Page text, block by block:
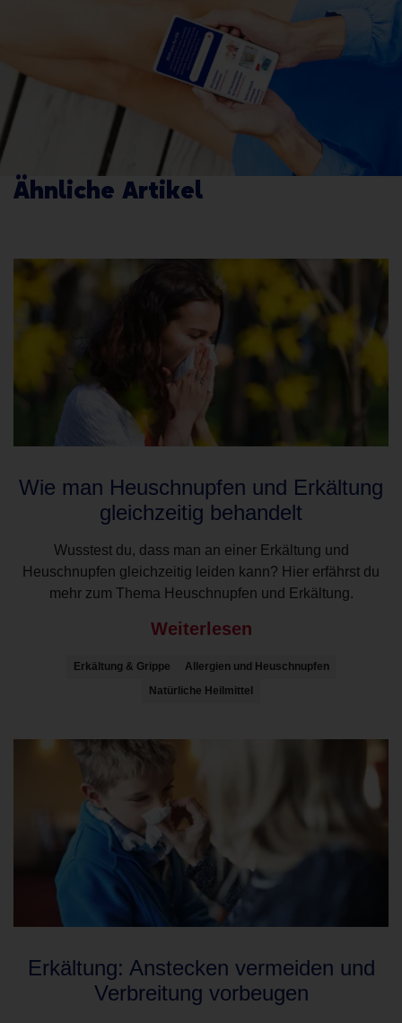
Ähnliche Artikel
Wie man Heuschnupfen und Erkältung
gleichzeitig behandelt
Wusstest du, dass man an einer Erkältung und
Heuschnupfen gleichzeitig leiden kann? Hier erfährst du
mehr zum Thema Heuschnupfen und Erkältung.
Weiterlesen
Erkältung & Grippe
Allergien und Heuschnupfen
Natürliche Heilmittel
Erkältung: Anstecken vermeiden und
Verbreitung vorbeugen